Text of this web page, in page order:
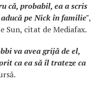
că, probabil, ea a scris
pe Nick în familie",
Sun, citat de Mediafax.
va avea grijă de el,
ca ea să îl trateze ca